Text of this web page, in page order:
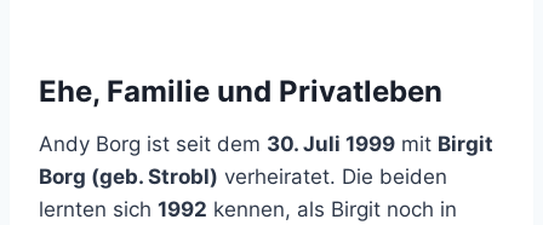
Ehe, Familie und Privatleben
Andy Borg ist seit dem 30. Juli 1999 mit Birgit
Borg (geb. Strobl) verheiratet. Die beiden
lernten sich 1992 kennen, als Birgit noch in